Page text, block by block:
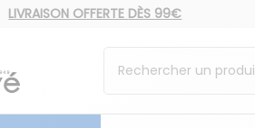
LIVRAISON OFFERTE DÈS 99€